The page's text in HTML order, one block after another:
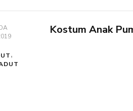
Kostum Anak